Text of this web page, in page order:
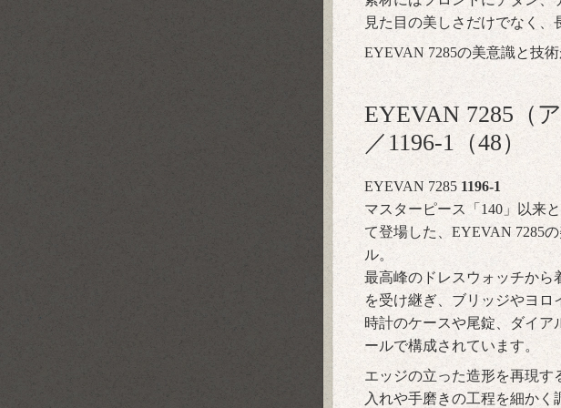
見た目の美しさだけでなく、
EYEVAN 7285の美意識と技
EYEVAN 7285（
／1196-1（48）
EYEVAN 7285 1196-1
マスターピース「140」以来
て登場した、EYEVAN 7285
ル。
最高峰のドレスウォッチから
を受け継ぎ、ブリッジやヨロ
時計のケースや尾錠、ダイア
ールで構成されています。
エッジの立った造形を再現す
入れや手磨きの工程を細かく